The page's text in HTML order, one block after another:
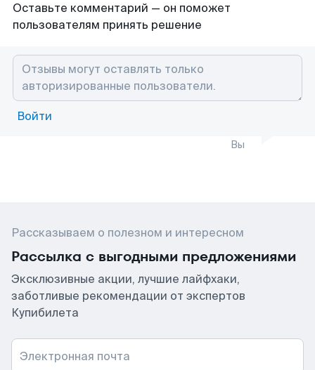
Оставьте комментарий — он поможет
пользователям принять решение
Войти
Вы
Рассказываем о полезном и интересном
Рассылка с выгодными предложениями
Эксклюзивные акции, лучшие лайфхаки,
заботливые рекомендации от экспертов
Купибилета
Электронная почта